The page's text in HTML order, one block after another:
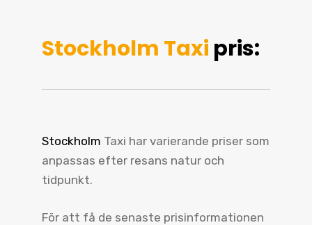
Stockholm Taxi pris:
Stockholm Taxi har varierande priser som
anpassas efter resans natur och
tidpunkt.
För att få de senaste prisinformationen